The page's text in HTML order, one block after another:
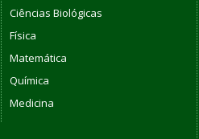
Ciências Biológicas
Física
Matemática
Química
Medicina